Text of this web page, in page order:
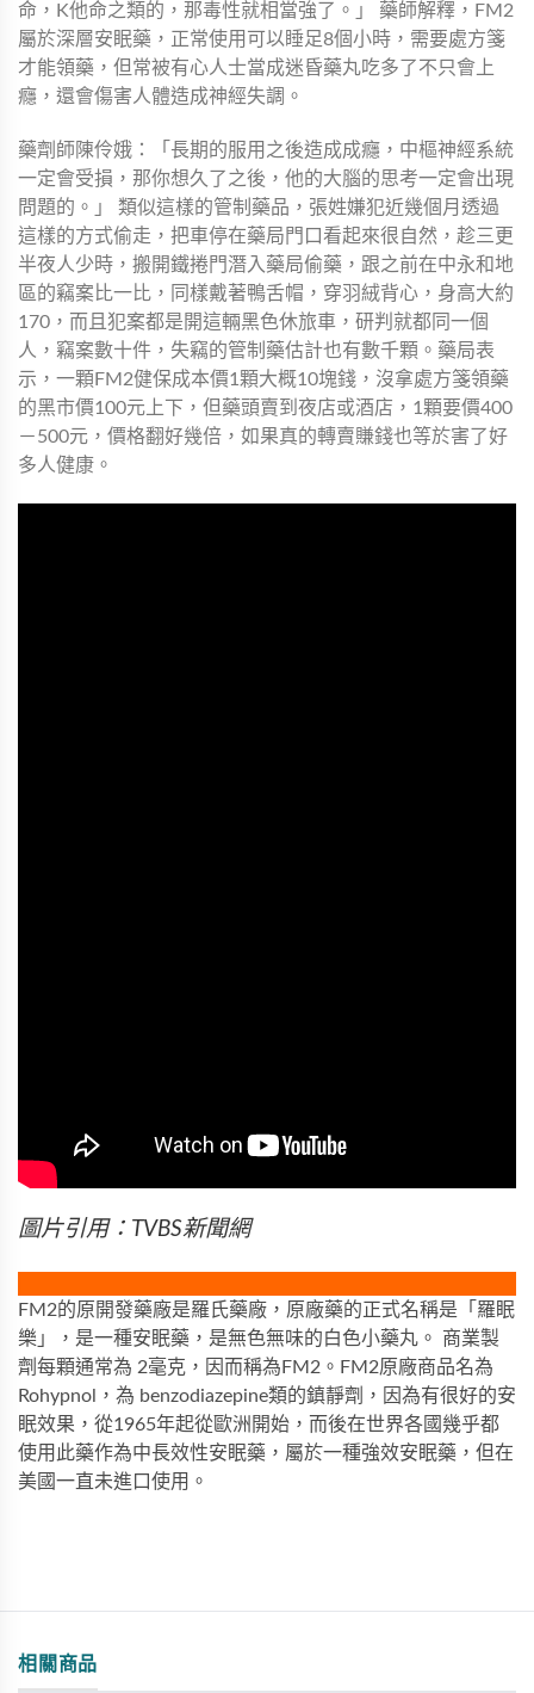
命，K他命之類的，那毒性就相當強了。」 藥師解釋，FM2
屬於深層安眠藥，正常使用可以睡足8個小時，需要處方箋
才能領藥，但常被有心人士當成迷昏藥丸吃多了不只會上
癮，還會傷害人體造成神經失調。
藥劑師陳伶娥：「長期的服用之後造成成癮，中樞神經系統
一定會受損，那你想久了之後，他的大腦的思考一定會出現
問題的。」 類似這樣的管制藥品，張姓嫌犯近幾個月透過
這樣的方式偷走，把車停在藥局門口看起來很自然，趁三更
半夜人少時，搬開鐵捲門潛入藥局偷藥，跟之前在中永和地
區的竊案比一比，同樣戴著鴨舌帽，穿羽絨背心，身高大約
170，而且犯案都是開這輛黑色休旅車，研判就都同一個
人，竊案數十件，失竊的管制藥估計也有數千顆。藥局表
示，一顆FM2健保成本價1顆大概10塊錢，沒拿處方箋領藥
的黑市價100元上下，但藥頭賣到夜店或酒店，1顆要價400
－500元，價格翻好幾倍，如果真的轉賣賺錢也等於害了好
多人健康。
圖片引用：TVBS新聞網
FM2的原開發藥廠是羅氏藥廠，原廠藥的正式名稱是「羅眠
樂」，是一種安眠藥，是無色無味的白色小藥丸。 商業製
劑每顆通常為 2毫克，因而稱為FM2。FM2原廠商品名為
Rohypnol，為 benzodiazepine類的鎮靜劑，因為有很好的安
眠效果，從1965年起從歐洲開始，而後在世界各國幾乎都
使用此藥作為中長效性安眠藥，屬於一種強效安眠藥，但在
美國一直未進口使用。
相關商品